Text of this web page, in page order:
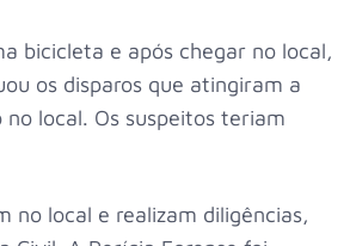
bicicleta e após chegar no local,
os disparos que atingiram a
local. Os suspeitos teriam
no local e realizam diligências,